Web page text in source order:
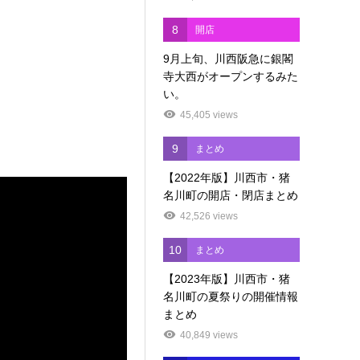
8 開店
9月上旬、川西阪急に銀閣
寺大西がオープンするみた
い。
45,405 views
9 まとめ
【2022年版】川西市・猪
名川町の開店・閉店まとめ
42,526 views
10 まとめ
【2023年版】川西市・猪
名川町の夏祭りの開催情報
まとめ
40,849 views